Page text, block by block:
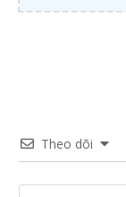
Theo dõi